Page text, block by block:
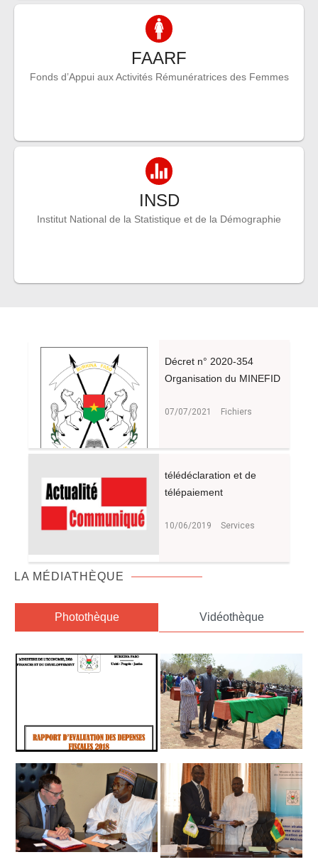
FAARF
Fonds d’Appui aux Activités Rémunératrices des Femmes
INSD
Institut National de la Statistique et de la Démographie
Décret n° 2020-354
Organisation du MINEFID
07/07/2021 Fichiers
télédéclaration et de
télépaiement
10/06/2019 Services
LA MÉDIATHÈQUE
Photothèque Vidéothèque